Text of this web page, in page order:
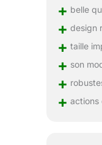
+ belle
+ design
+ taille
+ son
+
+ actions